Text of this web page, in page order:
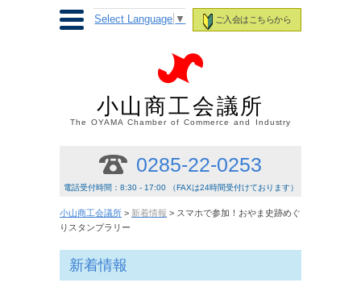
ご入会はこちらから
Select Language ▼
小山商工会議所
The OYAMA Chamber of Commerce and Industry
0285-22-0253
電話受付時間：8:30 - 17:00 （FAXは24時間受付けております）
小山商工会議所 > 新着情報 > スマホで参加！おやま史跡めぐ
りスタンプラリー
新着情報